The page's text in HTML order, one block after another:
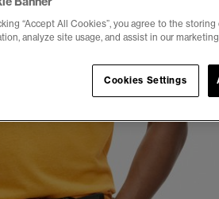
“Accept All Cookies”, you agree to the
analyze site usage, and assist in our
Cookies Settings